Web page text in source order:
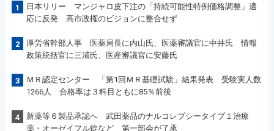
1
日本リリー マンジャロ皮下注の「持続可能性特例価格調整」適
応に反発 高市政権のビジョンに整合せず
2
厚労省幹部人事 医薬局長に内山氏、医薬審議官に中井氏 情報
政策統括官に三浦氏、医産審議官に安藤氏
3
ＭＲ認定センター 「第1回ＭＲ基礎試験」結果発表 受験実人数
1266人 合格率は３科目ともに85％前後
4
新薬等６製品承認へ 武田薬品のナルコレプシータイプ１治療
薬・オーゼイフル錠など 第一部会が了承